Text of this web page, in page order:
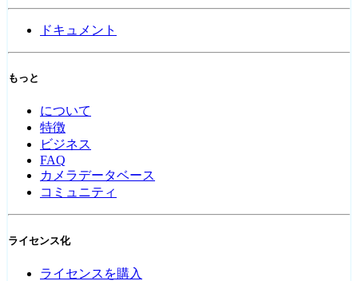
ドキュメント
もっと
について
特徴
ビジネス
FAQ
カメラデータベース
コミュニティ
ライセンス化
ライセンスを購入